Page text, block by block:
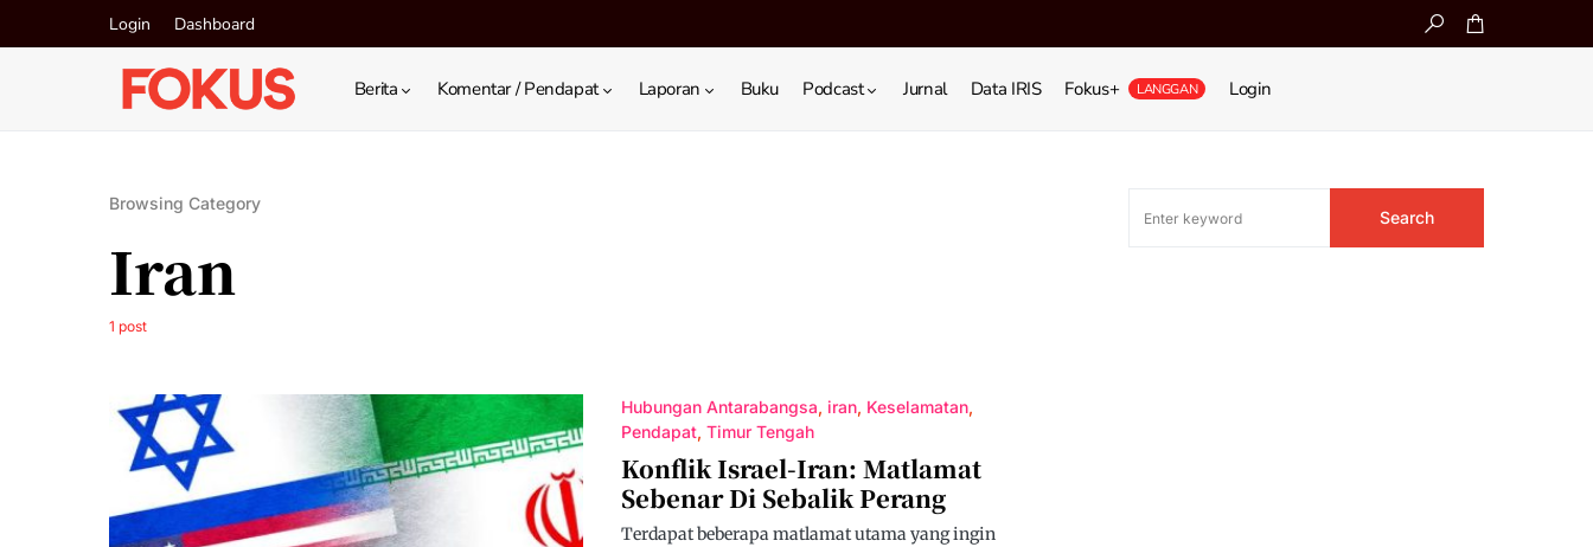
Login Dashboard
Berita Komentar / Pendapat Laporan Buku Podcast Jurnal Data IRIS Fokus+ LANGGAN Login
Browsing Category
Iran
1 post
Hubungan Antarabangsa iran Keselamatan
Pendapat Timur Tengah
Konflik Israel-Iran: Matlamat
Sebenar Di Sebalik Perang
Terdapat beberapa matlamat utama yang ingin
Search